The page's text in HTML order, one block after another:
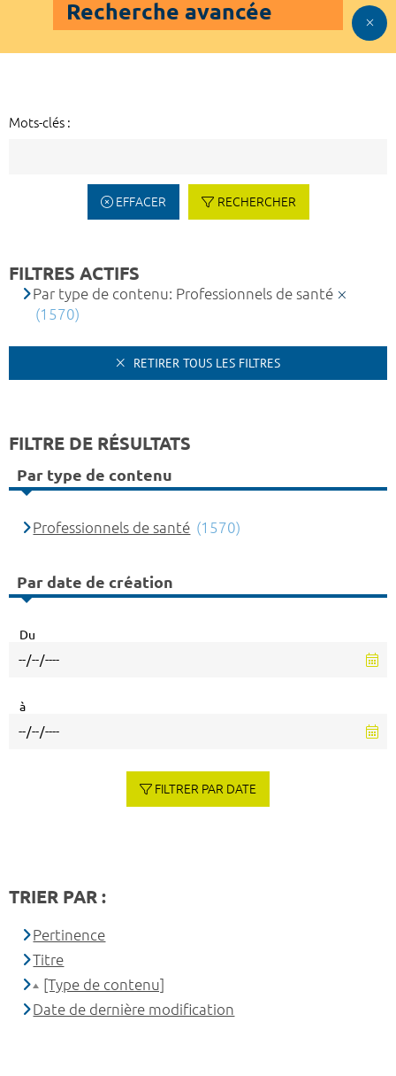
Recherche avancée
Mots-clés :
EFFACER RECHERCHER
FILTRES ACTIFS
Par type de contenu: Professionnels de santé
(1570)
RETIRER TOUS LES FILTRES
FILTRE DE RÉSULTATS
Par type de contenu
Professionnels de santé (1570)
Par date de création
Du
à
FILTRER PAR DATE
TRIER PAR :
Pertinence
Titre
[Type de contenu]
Date de dernière modification